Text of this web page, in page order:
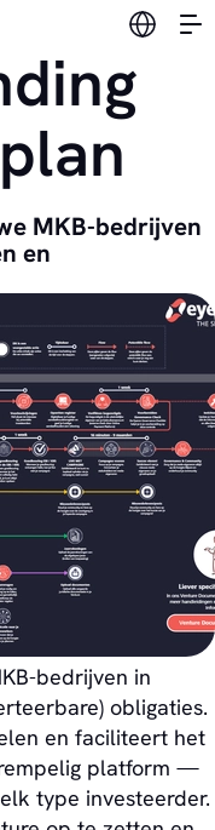
MKB-bedrijven
en
bedrijven in
obligaties.
en faciliteert het
platform —
type investeerder.